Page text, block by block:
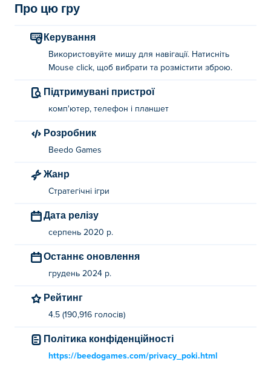
Про цю гру
Керування
Використовуйте мишу для навігації. Натисніть
Mouse click, щоб вибрати та розмістити зброю.
Підтримувані пристрої
комп'ютер, телефон і планшет
Розробник
Beedo Games
Жанр
Стратегічні ігри
Дата релізу
серпень 2020 р.
Останнє оновлення
грудень 2024 р.
Рейтинг
4.5 (190,916 голосів)
Політика конфіденційності
https://beedogames.com/privacy_poki.html